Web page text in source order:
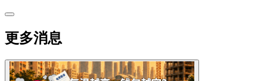
更多消息